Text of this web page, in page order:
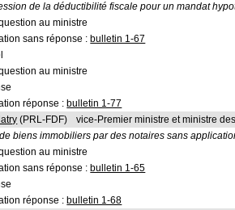
de la déductibilité fiscale pour un mandat
au ministre
sans réponse : bulletin 1-67
au ministre
réponse : bulletin 1-77
(PRL-FDF)
vice-Premier ministre et ministre
biens immobiliers par des notaires sans
au ministre
sans réponse : bulletin 1-65
réponse : bulletin 1-68